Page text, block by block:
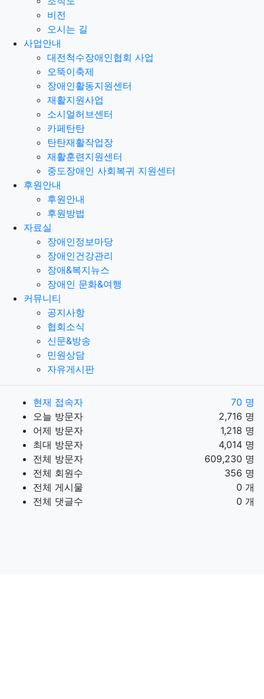
비전
오시는 길
사업안내
대전척수장애인협회 사업
오뚝이축제
장애인활동지원센터
재활지원사업
소시얼허브센터
카페탄탄
탄탄재활작업장
재활훈련지원센터
중도장애인 사회복귀 지원센터
후원안내
후원안내
후원방법
자료실
장애인정보마당
장애인건강관리
장애&복지뉴스
장애인 문화&여행
커뮤니티
공지사항
협회소식
신문&방송
민원상담
자유게시판
현재 접속자
70 명
오늘 방문자
2,716 명
어제 방문자
1,218 명
최대 방문자
4,014 명
전체 방문자
609,230 명
전체 회원수
356 명
전체 게시물
0 개
전체 댓글수
0 개